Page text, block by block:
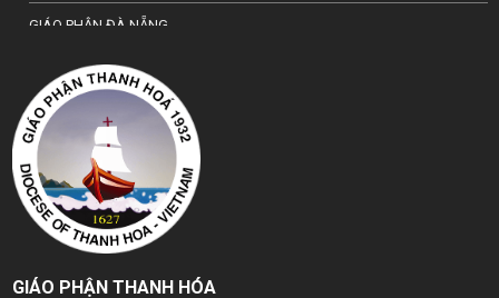
GIÁO PHẬN ĐÀ NẴNG
TỔNG GIÁO PHẬN HÀ NỘI
GIÁO PHẬN HẢI PHÒNG
TỔNG GIÁO PHẬN HUẾ
GIÁO PHẬN HƯNG HOÁ
GIÁO PHẬN KON TUM
GIÁO PHẬN LẠNG SƠN
GIÁO PHẬN THANH HÓA